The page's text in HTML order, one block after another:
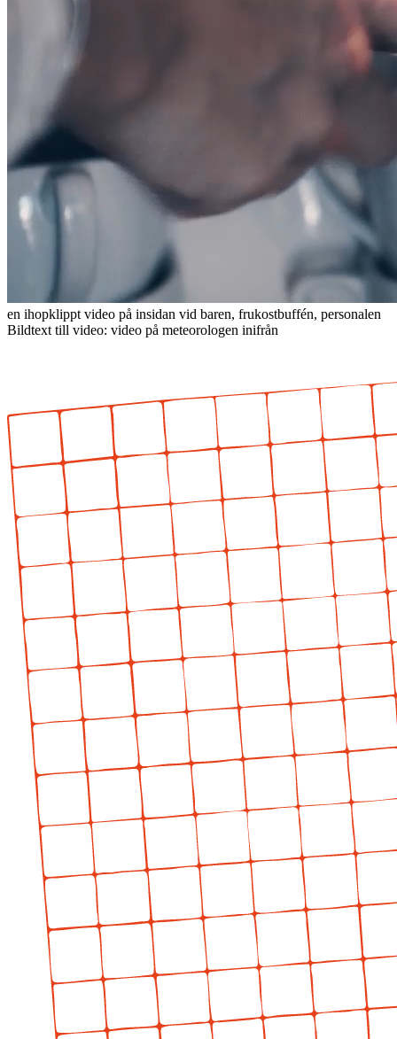
en ihopklippt video på insidan vid baren, frukostbuffén, personalen
Bildtext till video: video på meteorologen inifrån